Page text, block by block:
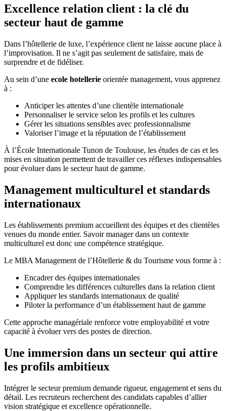
Excellence relation client : la clé du
secteur haut de gamme
Dans l’hôtellerie de luxe, l’expérience client ne laisse aucune place à
l’improvisation. Il ne s’agit pas seulement de satisfaire, mais de
surprendre et de fidéliser.
Au sein d’une ecole hotellerie orientée management, vous apprenez
à :
Anticiper les attentes d’une clientèle internationale
Personnaliser le service selon les profils et les cultures
Gérer les situations sensibles avec professionnalisme
Valoriser l’image et la réputation de l’établissement
À l’École Internationale Tunon de Toulouse, les études de cas et les
mises en situation permettent de travailler ces réflexes indispensables
pour évoluer dans le secteur haut de gamme.
Management multiculturel et standards
internationaux
Les établissements premium accueillent des équipes et des clientèles
venues du monde entier. Savoir manager dans un contexte
multiculturel est donc une compétence stratégique.
Le MBA Management de l’Hôtellerie & du Tourisme vous forme à :
Encadrer des équipes internationales
Comprendre les différences culturelles dans la relation client
Appliquer les standards internationaux de qualité
Piloter la performance d’un établissement haut de gamme
Cette approche managériale renforce votre employabilité et votre
capacité à évoluer vers des postes de direction.
Une immersion dans un secteur qui attire
les profils ambitieux
Intégrer le secteur premium demande rigueur, engagement et sens du
détail. Les recruteurs recherchent des candidats capables d’allier
vision stratégique et excellence opérationnelle.